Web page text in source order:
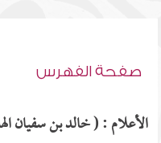
صفحة الفهرس
الأعلام : ( خالد بن سفيان